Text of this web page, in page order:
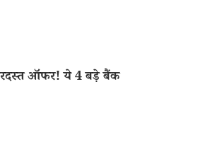
ऑफर! ये 4 बड़े बैंक